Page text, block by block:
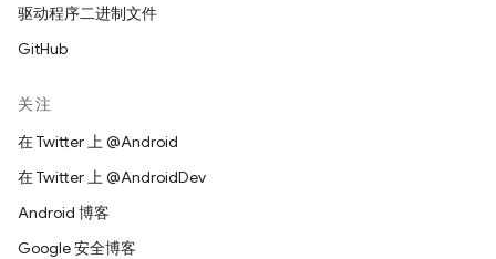
驱动程序二进制文件
GitHub
关注
在 Twitter 上 @Android
在 Twitter 上 @AndroidDev
Android 博客
Google 安全博客